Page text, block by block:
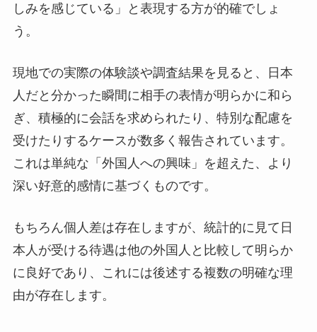
しみを感じている」と表現する方が的確でしょ
う。
現地での実際の体験談や調査結果を見ると、日本
人だと分かった瞬間に相手の表情が明らかに和ら
ぎ、積極的に会話を求められたり、特別な配慮を
受けたりするケースが数多く報告されています。
これは単純な「外国人への興味」を超えた、より
深い好意的感情に基づくものです。
もちろん個人差は存在しますが、統計的に見て日
本人が受ける待遇は他の外国人と比較して明らか
に良好であり、これには後述する複数の明確な理
由が存在します。